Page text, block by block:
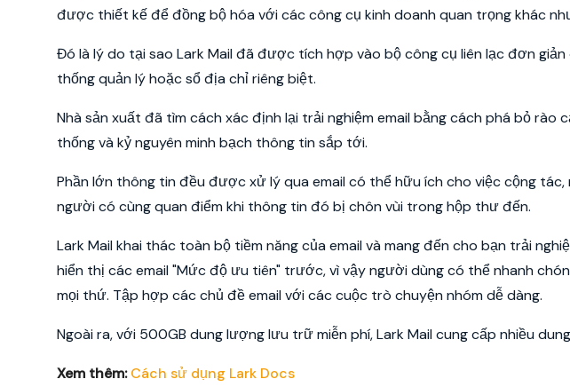
được thiết kế để đồng bộ hóa với các công cụ kinh doanh quan trọng khác
Đó là lý do tại sao Lark Mail đã được tích hợp vào bộ công cụ liên lạc đơn giản
thống quản lý hoặc sổ địa chỉ riêng biệt.
Nhà sản xuất đã tìm cách xác định lại trải nghiệm email bằng cách phá bỏ
thống và kỷ nguyên minh bạch thông tin sắp tới.
Phần lớn thông tin đều được xử lý qua email có thể hữu ích cho việc cộng
người có cùng quan điểm khi thông tin đó bị chôn vùi trong hộp thư đến.
Lark Mail khai thác toàn bộ tiềm năng của email và mang đến cho bạn trải
hiển thị các email "Mức độ ưu tiên" trước, vì vậy người dùng có thể nhanh
mọi thứ. Tập hợp các chủ đề email với các cuộc trò chuyện nhóm dễ dàng.
Ngoài ra, với 500GB dung lượng lưu trữ miễn phí, Lark Mail cung cấp nhiều
Xem thêm: Cách sử dụng Lark Docs